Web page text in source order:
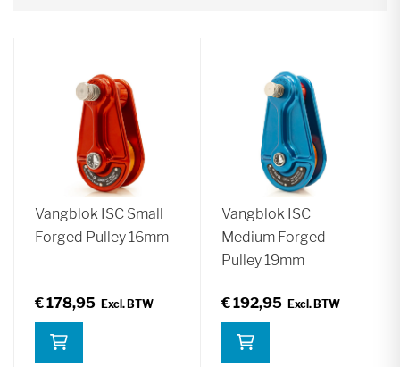
Vangblok ISC Small
Forged Pulley 16mm
€ 178,95
Vangblok ISC
Medium Forged
Pulley 19mm
€ 192,95